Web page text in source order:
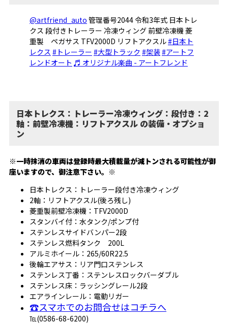
@artfriend_auto 管理番号2044 令和3年式 日本トレ
クス 段付きトレーラー 冷凍ウィング 前壁冷凍機 菱
重製 ペガサス TFV2000D リフトアクスル#日本ト
レクス #トレーラー #大型トラック #架装#アートフ
レンドオート ♬ オリジナル楽曲 - アートフレンド
日本トレクス：トレーラー冷凍ウィング：段付き：2
軸：前壁冷凍機：リフトアクスル の装備・オプショ
ン
※一時抹消の車両は登録時最大積載量が減トンされる可能性が御
座いますので、御注意下さい。※
日本トレクス：トレーラー段付き冷凍ウィング
2軸：リフトアクスル(後ろ残し)
菱重製前壁冷凍機：TFV2000D
スタンバイ付：水タンク/ポンプ付
ステンレスサイドバンパー2段
ステンレス燃料タンク 200L
アルミホイール：265/60R22.5
後輪エアサス：リア門口ステンレス
ステンレス丁番：ステンレスロックバーダブル
ステンレス床：ラッシングレール2段
エアラインレール：電動リガー
☎スマホでのお問合せはコチラへ
℡(0586-68-6200)